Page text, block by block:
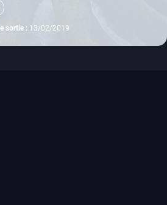
sortie : 13/02/2019